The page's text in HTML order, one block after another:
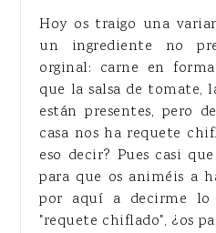
Hoy os traigo una
un ingrediente no
orginal: carne en
que la salsa de tomate,
están presentes, pero
casa nos ha requete
eso decir? Pues casi
para que os animéis a
por aquí a decirme lo
"requete chiflado", ¿os